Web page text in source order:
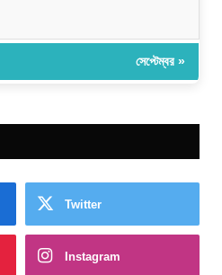
সেপ্টেম্বর »
Twitter
Instagram